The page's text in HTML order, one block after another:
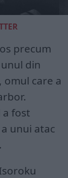
precum
din
care a
fost
unui atac